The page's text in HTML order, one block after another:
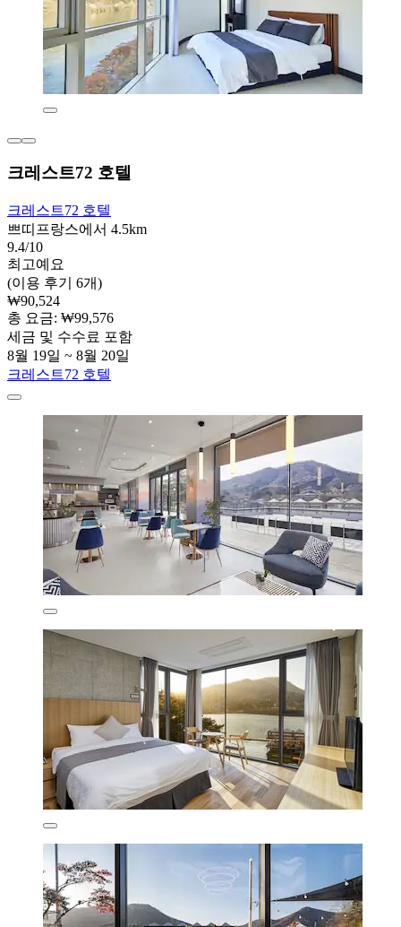
크레스트72 호텔
크레스트72 호텔
쁘띠프랑스에서 4.5km
9.4/10
최고예요
(이용 후기 6개)
₩90,524
총 요금: ₩99,576
세금 및 수수료 포함
8월 19일 ~ 8월 20일
크레스트72 호텔